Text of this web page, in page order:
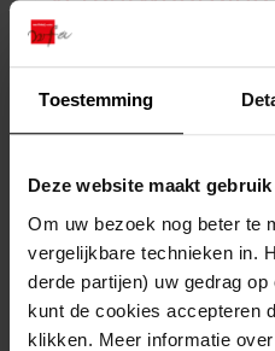
Toestemming
Deze website maakt
Om uw bezoek nog beter te
vergelijkbare technieken in.
derde partijen) uw gedrag
kunt de cookies accepteren
klikken. Meer informatie
bouwvergunningen
vergunningen
uitleg nodig?
Wij helpen u op weg
bekijk alle zoektips
Wij helpen u op weg
bekijk alle zoektips
bekijk ons
advisering en toezicht
beleidsplan
gemeenschappelijke
publiek jaarverslag
steun het
U kunt ook Vriend
Archief steunen.
meer weten
Door een fout tijdens het
404- Not Found
Mogelijk kunt u deze pagina niet